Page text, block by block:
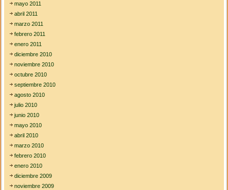
mayo 2011
abril 2011
marzo 2011
febrero 2011
enero 2011
diciembre 2010
noviembre 2010
octubre 2010
septiembre 2010
agosto 2010
julio 2010
junio 2010
mayo 2010
abril 2010
marzo 2010
febrero 2010
enero 2010
diciembre 2009
noviembre 2009